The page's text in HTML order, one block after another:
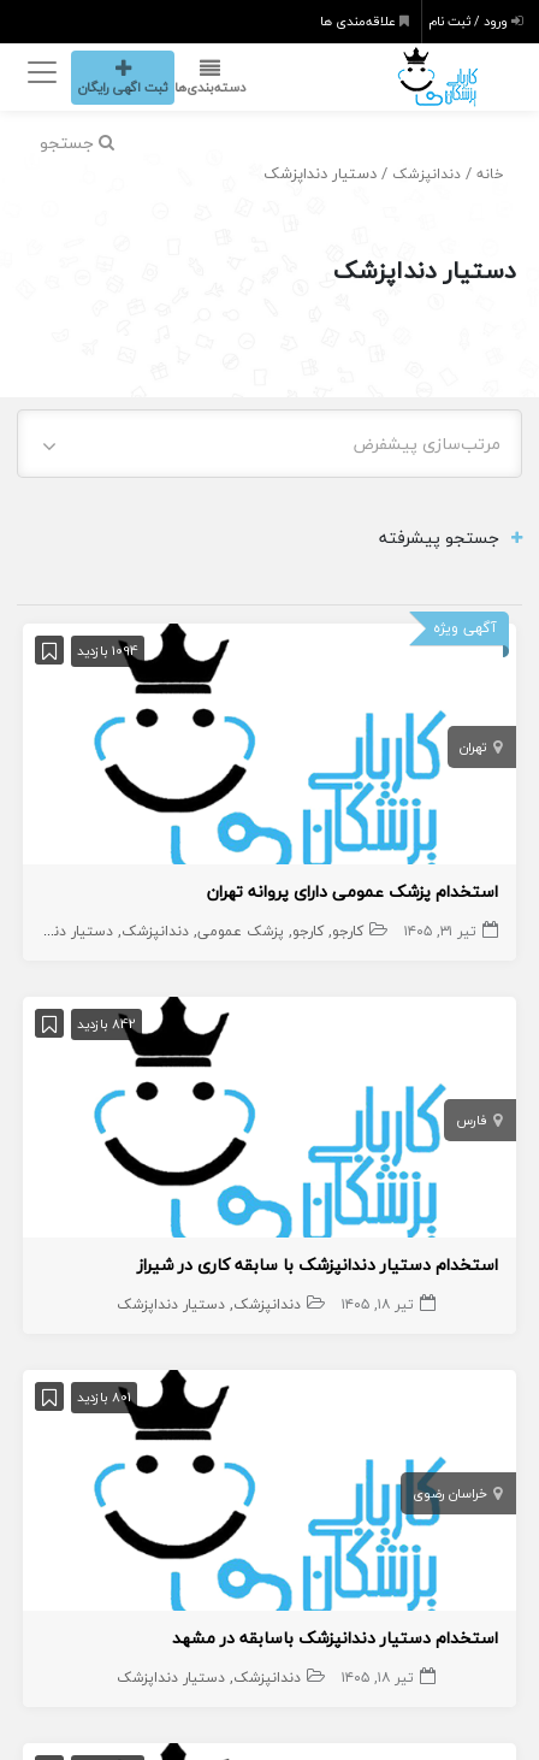
ورود / ثبت نام علاقه‌مندی ها
دسته‌بندی‌ها ثبت اگهی رایگان
جستجو
خانه /دندانپزشک / دستیار دنداپزشک
دستیار دنداپزشک
مرتب‌سازی پیشفرض
جستجو پیشرفته
آگهی ویژه
1094 بازدید
تهران
استخدام پزشک عمومی دارای پروانه تهران
تیر ۳۱, ۱۴۰۵ کارجو کارجو پزشک عمومی دندانپزشک دستیار دنداپزشک
842 بازدید
فارس
استخدام دستیار دندانپزشک با سابقه کاری در شیراز
تیر ۱۸, ۱۴۰۵ دندانپزشک دستیار دنداپزشک
801 بازدید
خراسان رضوی
استخدام دستیار دندانپزشک باسابقه در مشهد
تیر ۱۸, ۱۴۰۵ دندانپزشک دستیار دنداپزشک